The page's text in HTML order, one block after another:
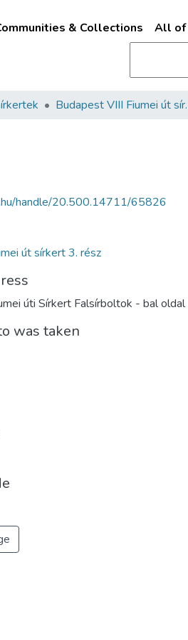
& Collections All of
handle/20.500.14711/65826
út sírkert 3. rész
úti Sírkert Falsírboltok - bal
was taken